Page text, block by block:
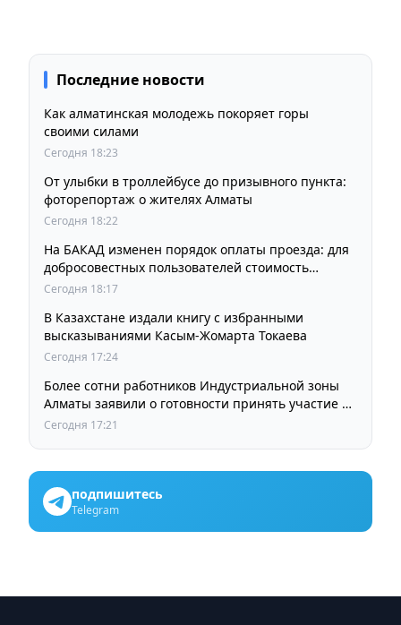
Последние новости
Как алматинская молодежь покоряет горы
своими силами
Сегодня 18:23
От улыбки в троллейбусе до призывного пункта:
фоторепортаж о жителях Алматы
Сегодня 18:22
На БАКАД изменен порядок оплаты проезда: для
добросовестных пользователей стоимость
остается прежней
Сегодня 18:17
В Казахстане издали книгу с избранными
высказываниями Касым-Жомарта Токаева
Сегодня 17:24
Более сотни работников Индустриальной зоны
Алматы заявили о готовности принять участие в
выборах членов Курылтая
Сегодня 17:21
подпишитесь
Telegram